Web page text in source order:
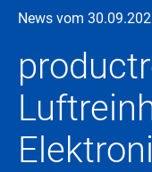
News vom